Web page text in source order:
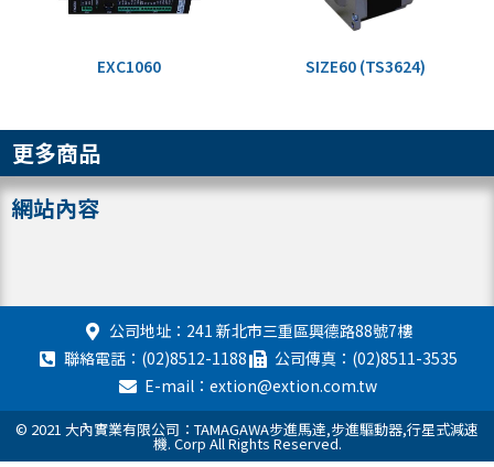
EXC1060 SIZE60 (TS3624)
更多商品
網站內容
公司地址：241 新北市三重區興德路88號7樓
聯絡電話：(02)8512-1188
公司傳真：(02)8511-3535
E-mail：extion@extion.com.tw
© 2021 大內實業有限公司：TAMAGAWA步進馬達,步進驅動器,行星式減速
機. Corp All Rights Reserved.